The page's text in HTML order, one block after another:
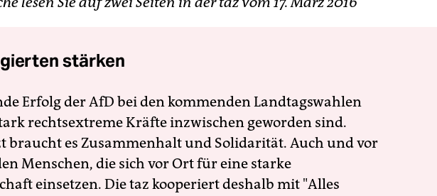
stärken
Erfolg der AfD bei den kommenden Landtagswahlen
rechtsextreme Kräfte inzwischen geworden sind.
braucht es Zusammenhalt und Solidarität. Auch und vor
Menschen, die sich vor Ort für eine starke
einsetzen. Die taz kooperiert deshalb mit "Alles